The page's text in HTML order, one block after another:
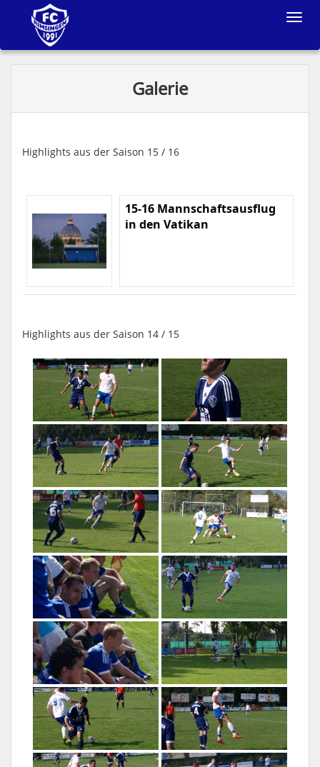
Toggle
Galerie
Highlights aus der Saison 15 / 16
15-16 Mannschaftsausflug
in den Vatikan
Highlights aus der Saison 14 / 15